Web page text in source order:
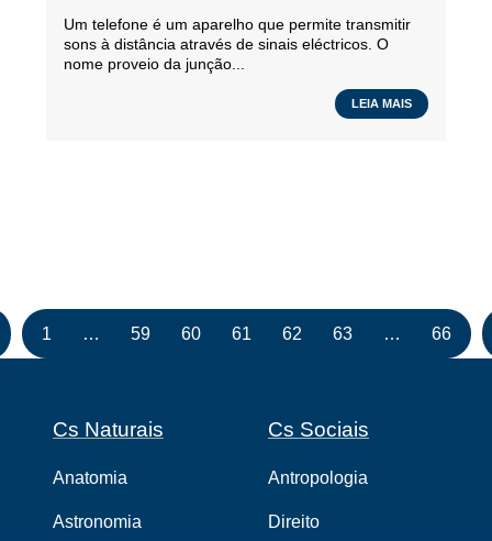
Um telefone é um aparelho que permite transmitir
sons à distância através de sinais eléctricos. O
nome proveio da junção...
LEIA MAIS
1 … 59 60 61 62 63 … 66
Cs Naturais
Anatomia
Astronomia
Cs Sociais
Antropologia
Direito